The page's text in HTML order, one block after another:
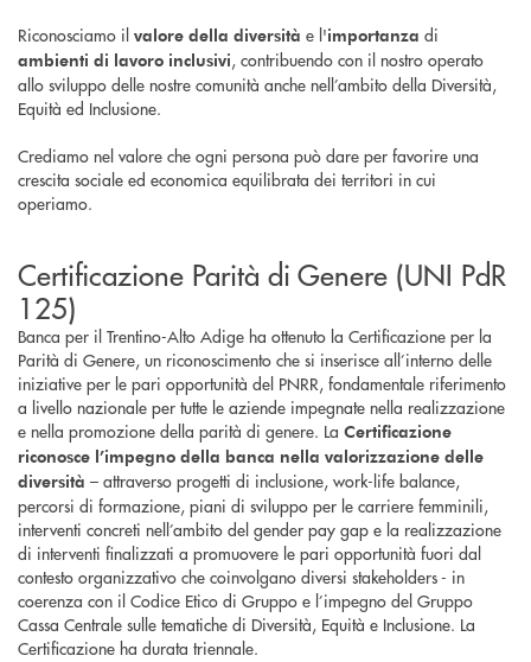
Riconosciamo il valore della diversità e l'importanza di
ambienti di lavoro inclusivi, contribuendo con il nostro operato
allo sviluppo delle nostre comunità anche nell’ambito della Diversità,
Equità ed Inclusione.
Crediamo nel valore che ogni persona può dare per favorire una
crescita sociale ed economica equilibrata dei territori in cui
operiamo.
Certificazione Parità di Genere (UNI PdR
125)
Banca per il Trentino-Alto Adige ha ottenuto la Certificazione per la
Parità di Genere, un riconoscimento che si inserisce all’interno delle
iniziative per le pari opportunità del PNRR, fondamentale riferimento
a livello nazionale per tutte le aziende impegnate nella realizzazione
e nella promozione della parità di genere. La Certificazione
riconosce l’impegno della banca nella valorizzazione delle
diversità – attraverso progetti di inclusione, work-life balance,
percorsi di formazione, piani di sviluppo per le carriere femminili,
interventi concreti nell’ambito del gender pay gap e la realizzazione
di interventi finalizzati a promuovere le pari opportunità fuori dal
contesto organizzativo che coinvolgano diversi stakeholders - in
coerenza con il Codice Etico di Gruppo e l’impegno del Gruppo
Cassa Centrale sulle tematiche di Diversità, Equità e Inclusione. La
Certificazione ha durata triennale.